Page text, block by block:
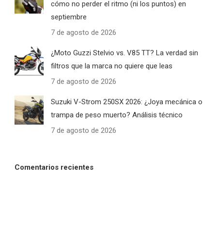
cómo no perder el ritmo (ni los puntos) en
septiembre
7 de agosto de 2026
¿Moto Guzzi Stelvio vs. V85 TT? La verdad sin
filtros que la marca no quiere que leas
7 de agosto de 2026
Suzuki V-Strom 250SX 2026: ¿Joya mecánica o
trampa de peso muerto? Análisis técnico
7 de agosto de 2026
Comentarios recientes